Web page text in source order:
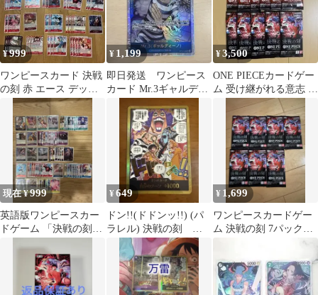
¥999
ワンピースカード 決戦
の刻 赤 エース デッキ
パーツ
¥ 1,199
即日発送 ワンピース
カード Mr.3ギャルディ
¥3,500
ONE PIECEカードゲー
ム 受け継がれる意志 決
戦の刻 バラパックまと
め売り
現在 ¥999
英語版ワンピースカー
ドゲーム 「決戦の刻」
¥649
ドン!!(ドドンッ!!) (パ
ラレル) 決戦の刻 金
ドン ドンカード
¥ 1,699
ワンピースカードゲー
ム 決戦の刻 7パックセ